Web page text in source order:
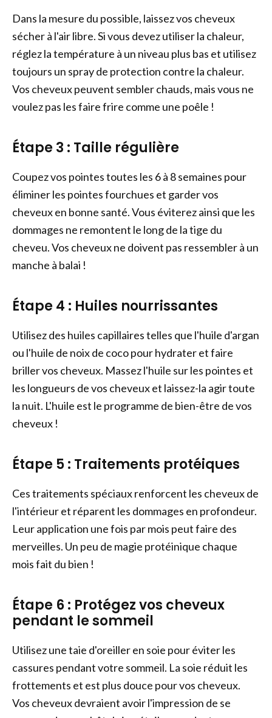
Dans la mesure du possible, laissez vos cheveux
sécher à l'air libre. Si vous devez utiliser la chaleur,
réglez la température à un niveau plus bas et utilisez
toujours un spray de protection contre la chaleur.
Vos cheveux peuvent sembler chauds, mais vous ne
voulez pas les faire frire comme une poêle !
Étape 3 : Taille régulière
Coupez vos pointes toutes les 6 à 8 semaines pour
éliminer les pointes fourchues et garder vos
cheveux en bonne santé. Vous éviterez ainsi que les
dommages ne remontent le long de la tige du
cheveu. Vos cheveux ne doivent pas ressembler à un
manche à balai !
Étape 4 : Huiles nourrissantes
Utilisez des huiles capillaires telles que l'huile d'argan
ou l'huile de noix de coco pour hydrater et faire
briller vos cheveux. Massez l'huile sur les pointes et
les longueurs de vos cheveux et laissez-la agir toute
la nuit. L'huile est le programme de bien-être de vos
cheveux !
Étape 5 : Traitements protéiques
Ces traitements spéciaux renforcent les cheveux de
l'intérieur et réparent les dommages en profondeur.
Leur application une fois par mois peut faire des
merveilles. Un peu de magie protéinique chaque
mois fait du bien !
Étape 6 : Protégez vos cheveux
pendant le sommeil
Utilisez une taie d'oreiller en soie pour éviter les
cassures pendant votre sommeil. La soie réduit les
frottements et est plus douce pour vos cheveux.
Vos cheveux devraient avoir l'impression de se